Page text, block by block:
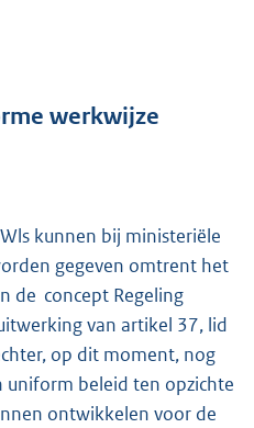
werkwijze
kunnen bij ministeriële
gegeven omtrent het
de concept Regeling
van artikel 37, lid
op dit moment, nog
uniform beleid ten opzichte
ontwikkelen voor de